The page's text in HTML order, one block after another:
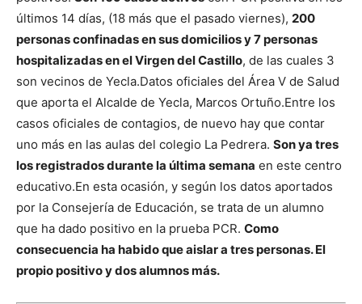
últimos 14 días, (18 más que el pasado viernes), 200
personas confinadas en sus domicilios y 7 personas
hospitalizadas en el Virgen del Castillo, de las cuales 3
son vecinos de Yecla.Datos oficiales del Área V de Salud
que aporta el Alcalde de Yecla, Marcos Ortuño.Entre los
casos oficiales de contagios, de nuevo hay que contar
uno más en las aulas del colegio La Pedrera. Son ya tres
los registrados durante la última semana en este centro
educativo.En esta ocasión, y según los datos aportados
por la Consejería de Educación, se trata de un alumno
que ha dado positivo en la prueba PCR. Como
consecuencia ha habido que aislar a tres personas. El
propio positivo y dos alumnos más.